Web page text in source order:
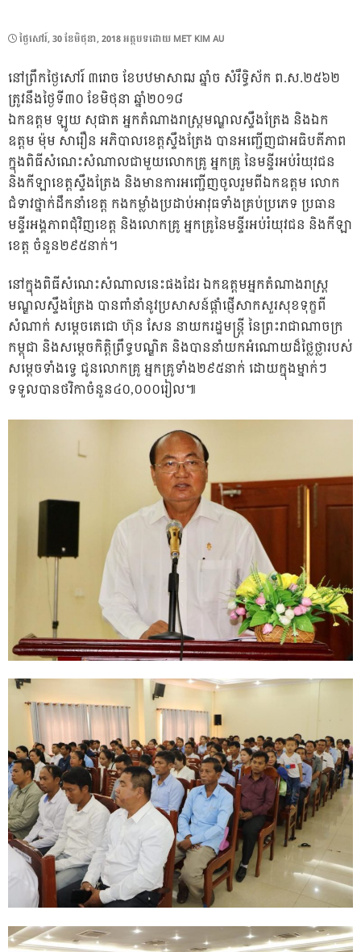
POSTED
ថ្ងៃ​សៅរ៍, 30 ខែ​មិថុនា, 2018អត្ថបទដោយ MET KIM AU
នៅព្រឹកថ្ងៃសៅរ៍ ៣រោច ខែបឋមាសាឍ ឆ្នាំច សំរឹទ្ធិស័ក ព.ស.២៥៦២
ត្រូវនឹងថ្ងៃទី៣០ ខែមិថុនា ឆ្នាំ២០១៨
ឯកឧត្តម ឡូយ សុផាត អ្នកតំណាងរាស្រ្តមណ្ឌលស្ទឹងត្រែង និងឯក
ឧត្តម ម៉ុម សារឿន អភិបាលខេត្តស្ទឹងត្រែង បានអញ្ជើញជាអធិបតីភាព
ក្នុងពិធីសំណេះសំណាលជាមួយលោកគ្រូ អ្នកគ្រូ នៃមន្ទីរអប់រំយុវជន
និងកីឡាខេត្តស្ទឹងត្រែង និងមានការអញ្ជើញចូលរួមពីឯកឧត្តម លោក
ជំទាវថ្នាក់ដឹកនាំខេត្ត កងកម្លាំងប្រដាប់អាវុធទាំងគ្រប់ប្រភេទ ប្រធាន
មន្ទីរអង្គភាពជុំវិញខេត្ត និងលោកគ្រូ អ្នកគ្រូនៃមន្ទីរអប់រំយុវជន និងកីឡា
ខេត្ត ចំនួន២៩៥នាក់។
នៅក្នុងពិធីសំណេះសំណាលនេះផងដែរ ឯកឧត្តមអ្នកតំណាងរាស្រ្ត
មណ្ឌលស្ទឹងត្រែង បានពាំនាំនូវប្រសាសន៍ផ្តាំផ្ញើសាកសួរសុខទុក្ខពី
សំណាក់ សម្តេចតេជោ ហ៊ុន សែន នាយករដ្ឋមន្ត្រី នៃព្រះរាជាណាចក្រ
កម្ពុជា និងសម្តេចកិត្តិព្រឹទ្ធបណ្ឌិត និងបាននាំយកអំណោយដ៏ថ្លៃថ្លារបស់
សម្តេចទាំងទ្វេ ជូនលោកគ្រូ អ្នកគ្រូទាំង២៩៥នាក់ ដោយក្នុងម្នាក់ៗ
ទទួលបានថវិកាចំនួន៤០,០០០រៀល៕